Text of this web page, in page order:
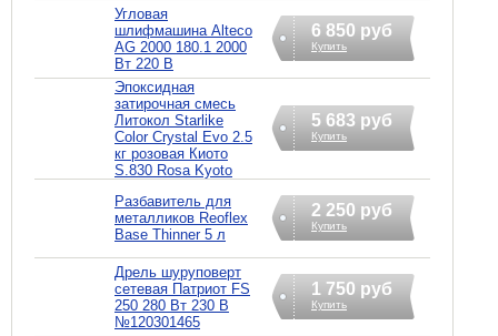
Угловая
шлифмашина Alteco
AG 2000 180.1 2000
Вт 220 В
6 850 руб
Купить
Эпоксидная
затирочная смесь
Литокол Starlike
Color Crystal Evo 2.5
кг розовая Киото
S.830 Rosa Kyoto
5 683 руб
Купить
Разбавитель для
металликов Reoflex
Base Thinner 5 л
2 250 руб
Купить
Дрель шуруповерт
сетевая Патриот FS
250 280 Вт 230 В
№120301465
1 750 руб
Купить